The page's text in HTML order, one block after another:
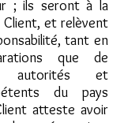
; ils seront à la
Client, et relèvent
tant en
que de
autorités et
du pays
atteste avoir